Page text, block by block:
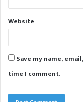
Website
Save my name,
time I comment.